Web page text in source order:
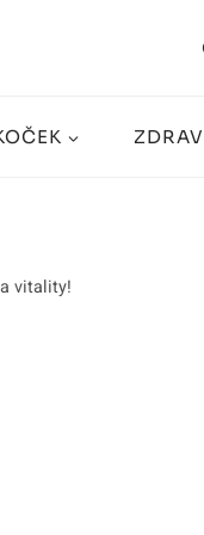
vitality!